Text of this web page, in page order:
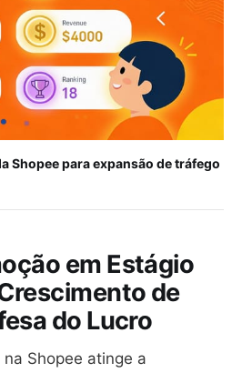
Shopee para expansão de tráfego
em Estágio
de
do Lucro
Shopee atinge a